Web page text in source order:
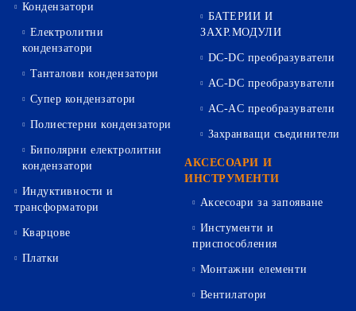
Кондензатори
Електролитни
кондензатори
Танталови кондензатори
Супер кондензатори
Полиестерни кондензатори
Биполярни електролитни
кондензатори
Индуктивности и
трансформатори
Кварцове
Платки
БАТЕРИИ И
ЗАХР.МОДУЛИ
DC-DC преобразуватели
AC-DC преобразуватели
AC-AC преобразуватели
Захранващи съединители
АКСЕСОАРИ И
ИНСТРУМЕНТИ
Аксесоари за запояване
Инстументи и
приспособления
Монтажни елементи
Вентилатори